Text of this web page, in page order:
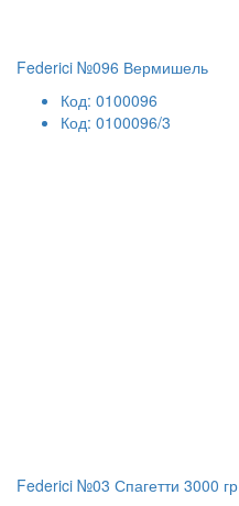
Federici №096 Вермишель
Код: 0100096
Код: 0100096/3
Federici №03 Спагетти 3000 гр